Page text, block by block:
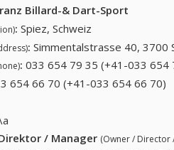
Billard-& Dart-Sport
: Spiez, Schweiz
: Simmentalstrasse 40, 3700
: 033 654 79 35 (+41-033 654
654 66 70 (+41-033 654 66 70)
/ Manager (Owner / Director